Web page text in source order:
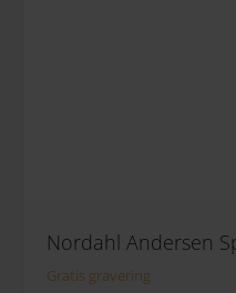
Nordahl Andersen
Gratis gravering